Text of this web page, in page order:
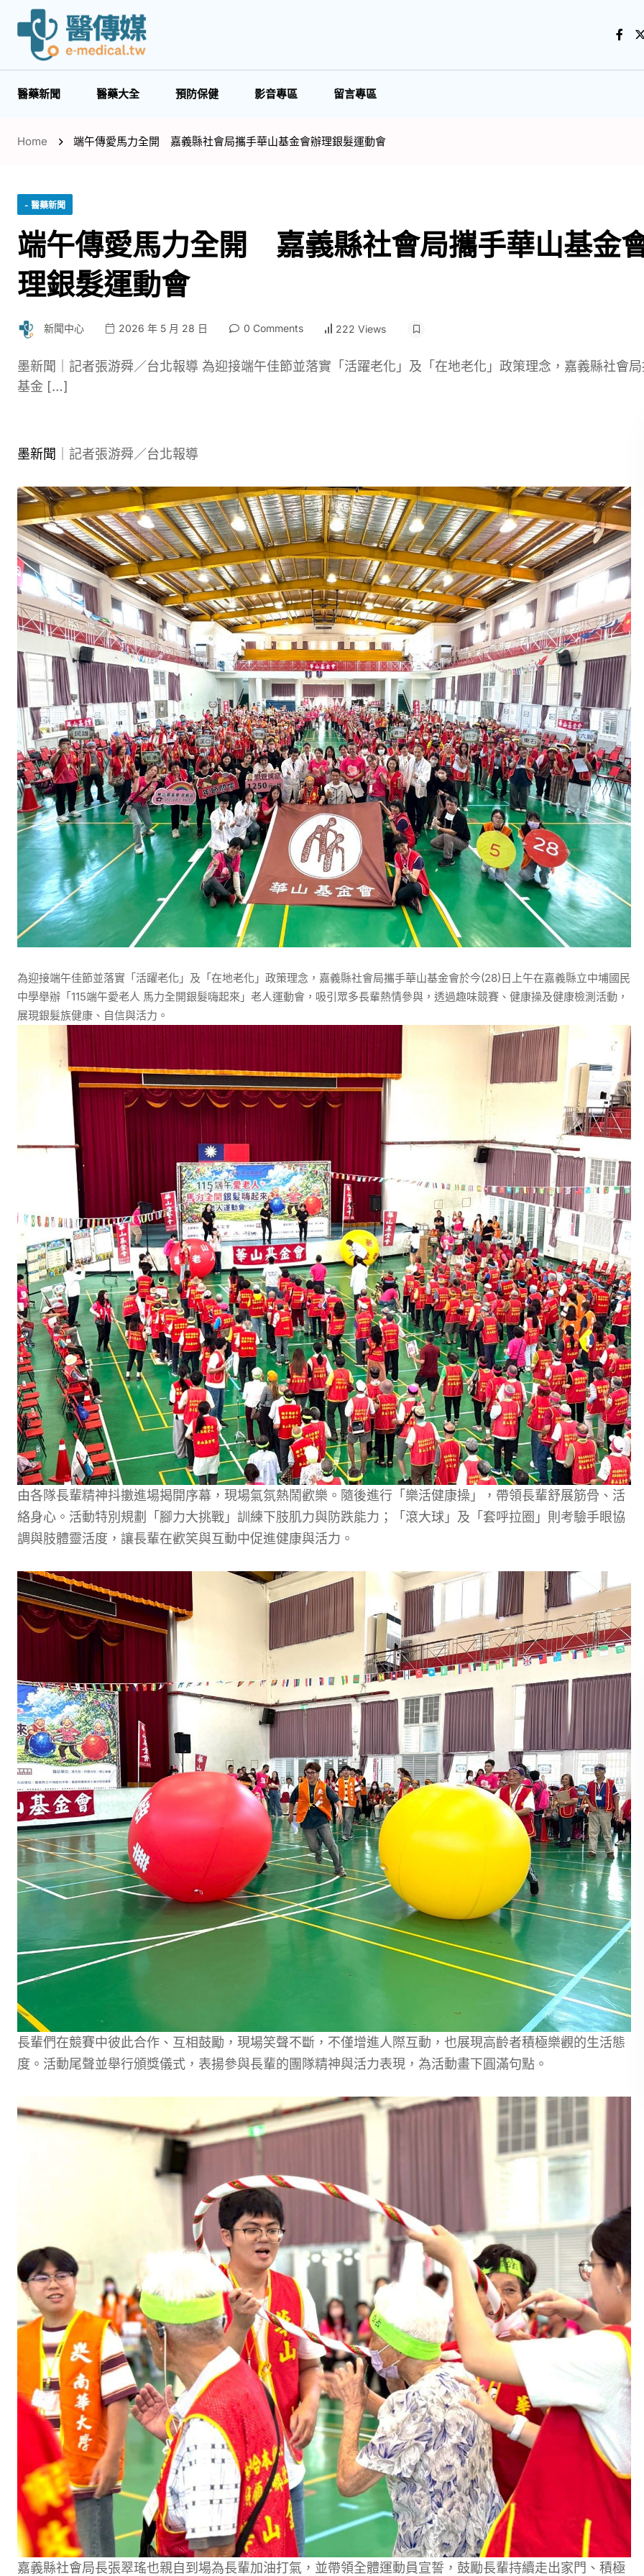
醫藥新聞 醫藥大全 預防保健 影音專區 留言專區
Home 端午傳愛馬力全開 嘉義縣社會局攜手華山基金會辦理銀髮運動會
- 醫藥新聞
端午傳愛馬力全開 嘉義縣社會局攜手華山基金
理銀髮運動會
新聞中心 2026 年 5 月 28 日 0 Comments 222 Views
墨新聞｜記者張游舜／台北報導 為迎接端午佳節並落實「活躍老化」及「在地老化」政策理念，嘉義縣社會
基金 […]
墨新聞 ｜記者張游舜／台北報導
為迎接端午佳節並落實「活躍老化」及「在地老化」政策理念，嘉義縣社會局攜手華山基金會於今(28)日上午在嘉義縣立中埔國民
中學舉辦「115端午愛老人 馬力全開銀髮嗨起來」老人運動會，吸引眾多長輩熱情參與，透過趣味競賽、健康操及健康檢測活動，
展現銀髮族健康、自信與活力。
由各隊長輩精神抖擻進場揭開序幕，現場氣氛熱鬧歡樂。隨後進行「樂活健康操」，帶領長輩舒展筋骨、活
絡身心。活動特別規劃「腳力大挑戰」訓練下肢肌力與防跌能力；「滾大球」及「套呼拉圈」則考驗手眼協
調與肢體靈活度，讓長輩在歡笑與互動中促進健康與活力。
長輩們在競賽中彼此合作、互相鼓勵，現場笑聲不斷，不僅增進人際互動，也展現高齡者積極樂觀的生活態
度。活動尾聲並舉行頒獎儀式，表揚參與長輩的團隊精神與活力表現，為活動畫下圓滿句點。
嘉義縣社會局長張翠瑤也親自到場為長輩加油打氣，並帶領全體運動員宣誓，鼓勵長輩持續走出家門、積極